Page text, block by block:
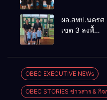
ประเมินผล
เชิงประจักษ์
ต้นแบบ”
ระดับประเทศ
รุ่นที่ 3 ประจำ
ปีงบประมาณ
ผอ.สพป.นครศ
เขต 3 ลงพื้นที่
ปากพนัง
OBEC EXECUTIVE NEWs
OBEC STORIES ข่าวสาร & กิ